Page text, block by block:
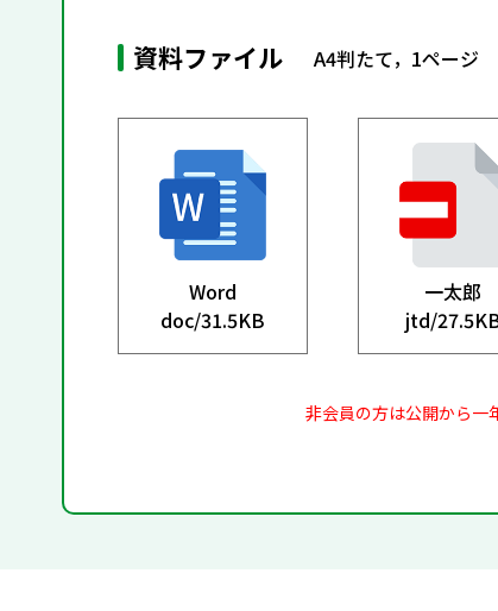
資料ファイル A4判たて，1ページ
Word
doc/31.5KB
一太郎
jtd/
非会員の方は公開から一